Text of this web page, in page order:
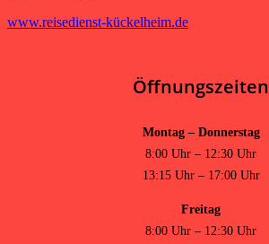
www.reisedienst-kückelheim.de
Öffnungszeiten
Montag – Donnerstag
8:00 Uhr – 12:30 Uhr
13:15 Uhr – 17:00 Uhr
Freitag
8:00 Uhr – 12:30 Uhr